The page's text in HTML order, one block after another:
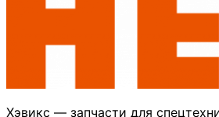
Хэвикс — запчасти для